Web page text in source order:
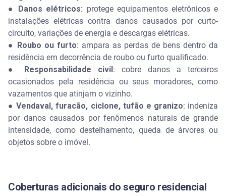
●
Danos elétricos: protege equipamentos eletrônicos e
instalações elétricas contra danos causados por curto-
circuito, variações de energia e descargas elétricas.
●
Roubo ou furto: ampara as perdas de bens dentro da
residência em decorrência de roubo ou furto qualificado.
●
Responsabilidade civil : cobre danos a terceiros
ocasionados pela residência ou seus moradores, como
vazamentos que atinjam o vizinho.
●Vendaval, furacão, ciclone, tufão e granizo: indeniza
por danos causados por fenômenos naturais de grande
intensidade, como destelhamento, queda de árvores ou
objetos sobre o imóvel.
Coberturas adicionais do seguro residencial